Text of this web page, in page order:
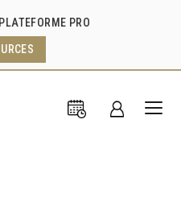
PLATEFORME PRO